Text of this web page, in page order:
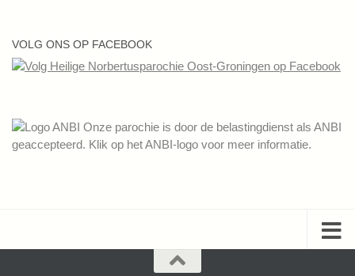
VOLG ONS OP FACEBOOK
Onze parochie is door de belastingdienst als ANBI
geaccepteerd. Klik op het ANBI-logo voor meer informatie.